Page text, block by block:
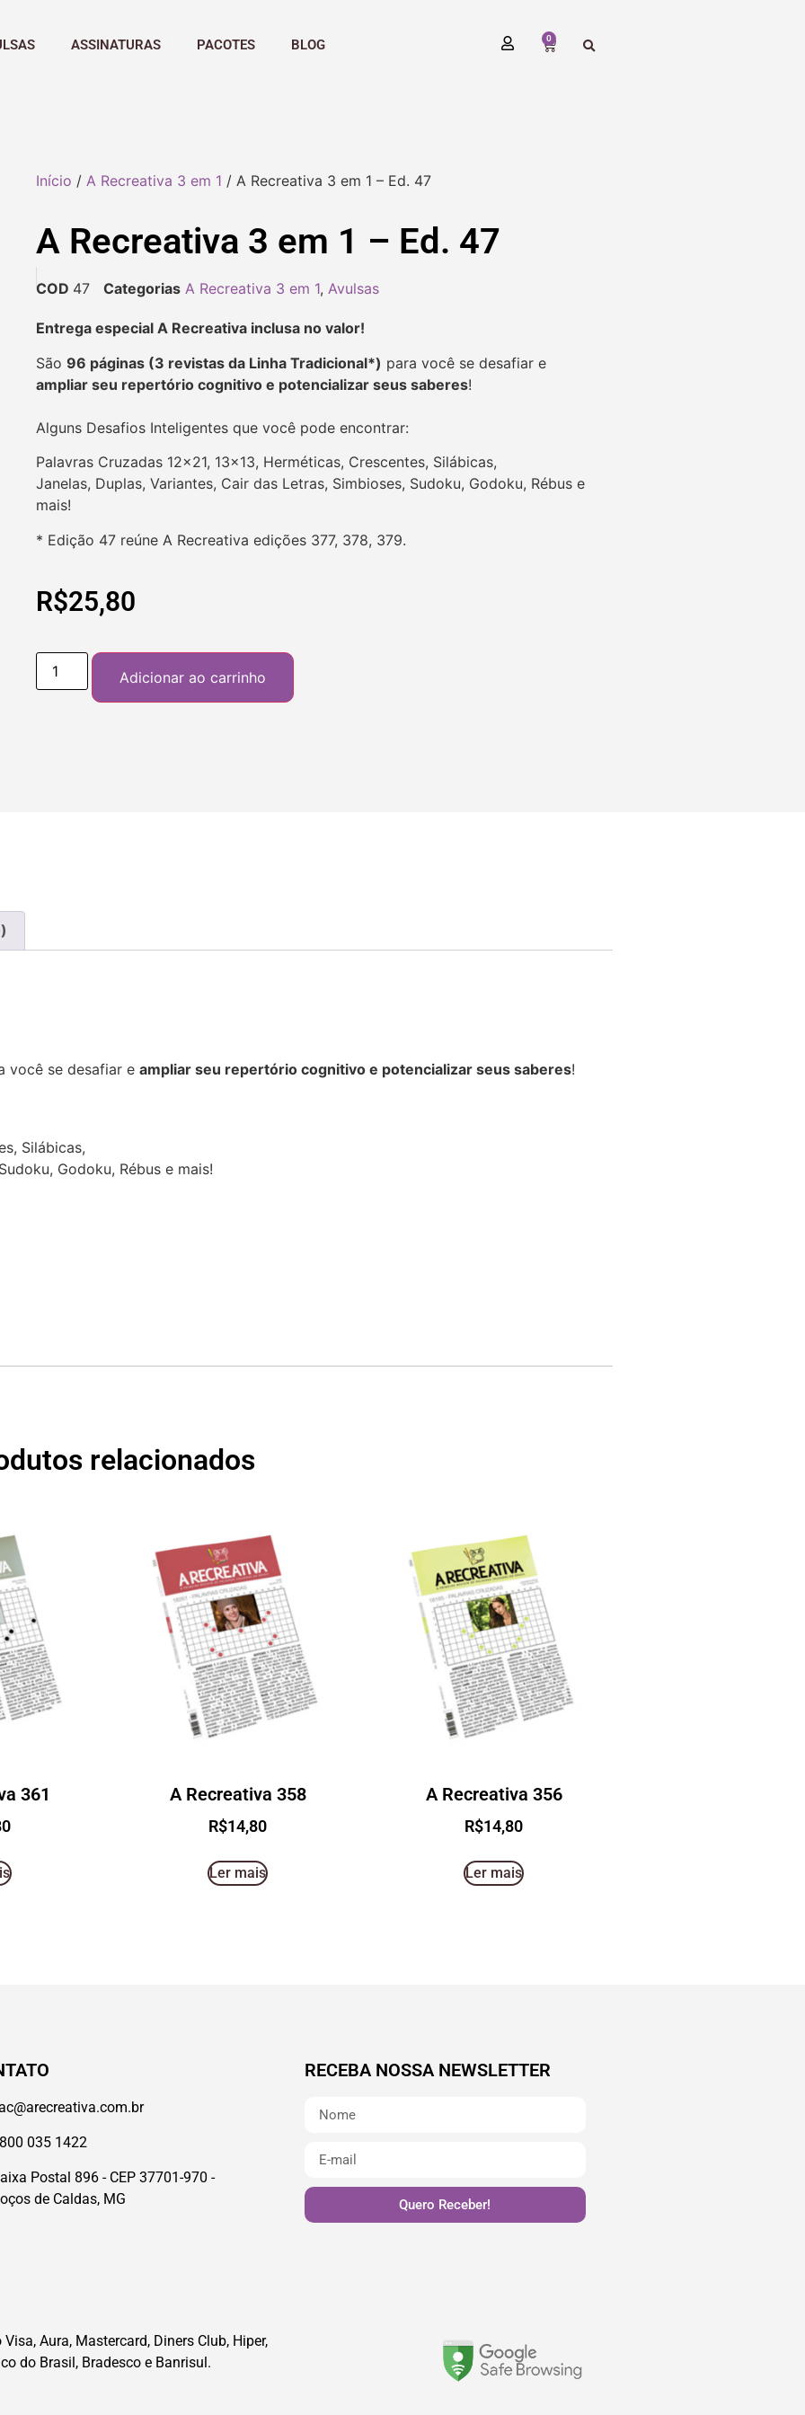
ASSINATURAS PACOTES BLOG 0
Início / A Recreativa 3 em 1 / A Recreativa 3 em 1 – Ed. 47
A Recreativa 3 em 1 – Ed. 47
COD 47 Categorias A Recreativa 3 em 1, Avulsas
Entrega especial A Recreativa inclusa no valor!
São 96 páginas (3 revistas da Linha Tradicional*) para você se desafiar e
ampliar seu repertório cognitivo e potencializar seus saberes!
Alguns Desafios Inteligentes que você pode encontrar:
Palavras Cruzadas 12×21, 13×13, Herméticas, Crescentes, Silábicas,
Janelas, Duplas, Variantes, Cair das Letras, Simbioses, Sudoku, Godoku, Rébus e
mais!
* Edição 47 reúne A Recreativa edições 377, 378, 379.
R$25,80
Adicionar ao carrinho
você se desafiar e ampliar seu repertório cognitivo e potencializar seus saberes!
Silábicas,
Godoku, Rébus e mais!
relacionados
361 A Recreativa 358
R$14,80
Ler mais
A Recreativa 356
R$14,80
Ler mais
035 1422
Postal 896 - CEP 37701-970 -
de Caldas, MG
RECEBA NOSSA NEWSLETTER
Quero Receber!
Aura, Mastercard, Diners Club, Hiper,
do Brasil, Bradesco e Banrisul.